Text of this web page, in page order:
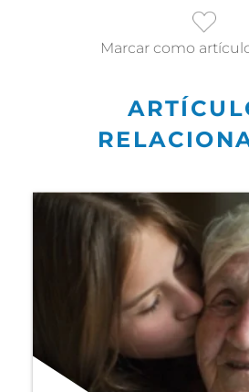
Marcar como